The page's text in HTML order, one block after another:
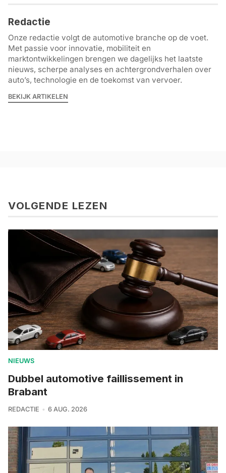
Redactie
Onze redactie volgt de automotive branche op de voet.
Met passie voor innovatie, mobiliteit en
marktontwikkelingen brengen we dagelijks het laatste
nieuws, scherpe analyses en achtergrondverhalen over
auto’s, technologie en de toekomst van vervoer.
BEKIJK ARTIKELEN
VOLGENDE LEZEN
NIEUWS
Dubbel automotive faillissement in
Brabant
REDACTIE 6 AUG. 2026